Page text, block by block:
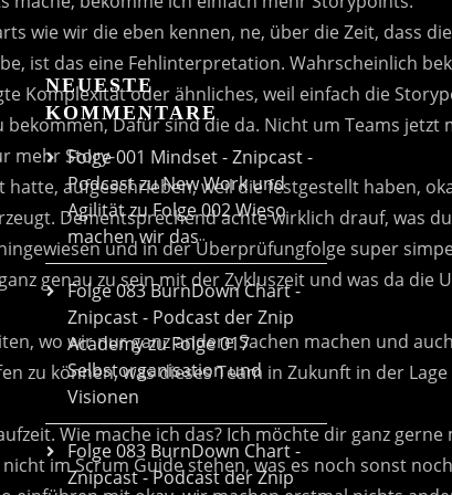
NEUESTE
KOMMENTARE
Folge 001 Mindset - Znipcast -
Podcast zu New Work und
AgilitätzuFolge 002 Wieso
machen wir das
Folge 083 BurnDown Chart -
Znipcast - Podcast der Znip
AcademyzuFolge 017
Selbstorganisation und
Visionen
Folge 083 BurnDown Chart -
Znipcast - Podcast der Znip